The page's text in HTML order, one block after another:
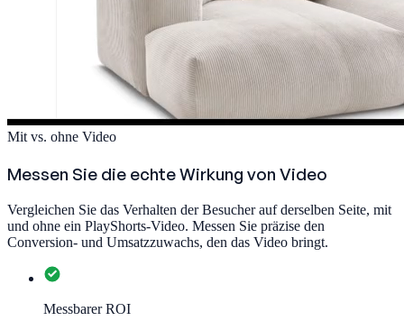
Mit vs. ohne Video
Messen Sie die echte Wirkung von Video
Vergleichen Sie das Verhalten der Besucher auf derselben Seite, mit
und ohne ein PlayShorts-Video. Messen Sie präzise den
Conversion- und Umsatzzuwachs, den das Video bringt.
Messbarer ROI